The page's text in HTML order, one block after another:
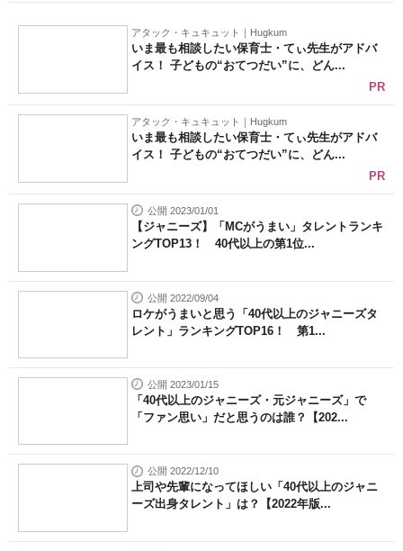
アタック・キュキュット｜Hugkum
いま最も相談したい保育士・てぃ先生がアドバ
イス！ 子どもの“おてつだい”に、どん...
PR
アタック・キュキュット｜Hugkum
いま最も相談したい保育士・てぃ先生がアドバ
イス！ 子どもの“おてつだい”に、どん...
PR
公開 2023/01/01
【ジャニーズ】「MCがうまい」タレントランキ
ングTOP13！ 40代以上の第1位...
公開 2022/09/04
ロケがうまいと思う「40代以上のジャニーズタ
レント」ランキングTOP16！ 第1...
公開 2023/01/15
「40代以上のジャニーズ・元ジャニーズ」で
「ファン思い」だと思うのは誰？【202...
公開 2022/12/10
上司や先輩になってほしい「40代以上のジャニ
ーズ出身タレント」は？【2022年版...